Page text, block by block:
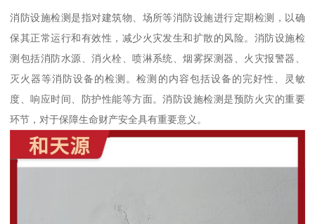
消防设施检测是指对建筑物、场所等消防设施进行定期检测，以确
保其正常运行和有效性，减少火灾发生和扩散的风险。消防设施检
测包括消防水源、消火栓、喷淋系统、烟雾探测器、火灾报警器、
灭火器等消防设备的检测。检测的内容包括设备的完好性、灵敏
度、响应时间、防护性能等方面。消防设施检测是预防火灾的重要
环节，对于保障生命财产安全具有重要意义。